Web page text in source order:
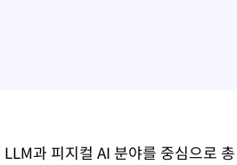
LLM과 피지컬 AI 분야를 중심으로